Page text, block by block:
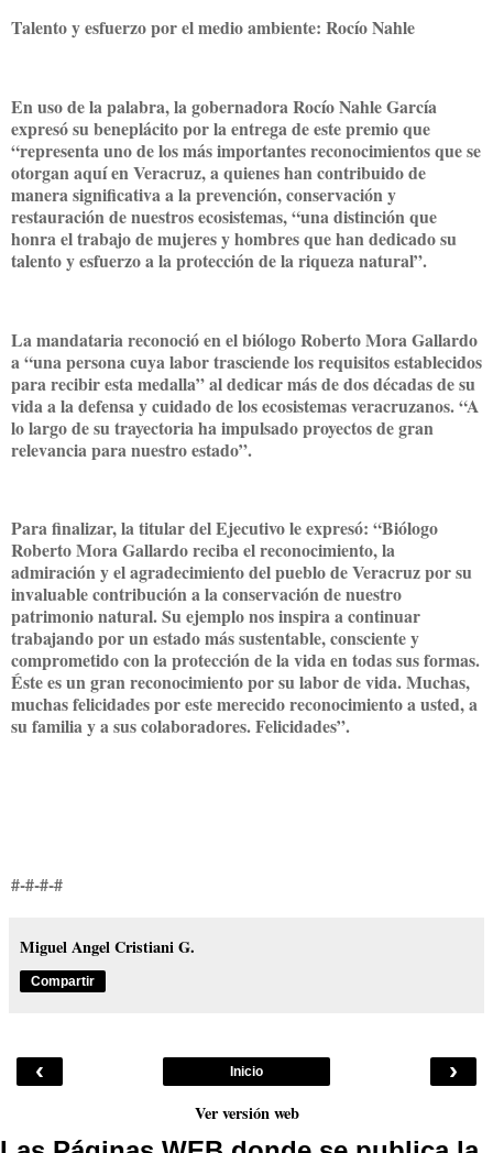
Talento y esfuerzo por el medio ambiente: Rocío Nahle
En uso de la palabra, la gobernadora Rocío Nahle García
expresó su beneplácito por la entrega de este premio que
“representa uno de los más importantes reconocimientos que se
otorgan aquí en Veracruz, a quienes han contribuido de
manera significativa a la prevención, conservación y
restauración de nuestros ecosistemas, “una distinción que
honra el trabajo de mujeres y hombres que han dedicado su
talento y esfuerzo a la protección de la riqueza natural”.
La mandataria reconoció en el biólogo Roberto Mora Gallardo
a “una persona cuya labor trasciende los requisitos establecidos
para recibir esta medalla” al dedicar más de dos décadas de su
vida a la defensa y cuidado de los ecosistemas veracruzanos. “A
lo largo de su trayectoria ha impulsado proyectos de gran
relevancia para nuestro estado”.
Para finalizar, la titular del Ejecutivo le expresó: “Biólogo
Roberto Mora Gallardo reciba el reconocimiento, la
admiración y el agradecimiento del pueblo de Veracruz por su
invaluable contribución a la conservación de nuestro
patrimonio natural. Su ejemplo nos inspira a continuar
trabajando por un estado más sustentable, consciente y
comprometido con la protección de la vida en todas sus formas.
Éste es un gran reconocimiento por su labor de vida. Muchas,
muchas felicidades por este merecido reconocimiento a usted, a
su familia y a sus colaboradores. Felicidades”.
#-#-#-#
Miguel Angel Cristiani G.
Compartir
‹ ›
Inicio
Ver versión web